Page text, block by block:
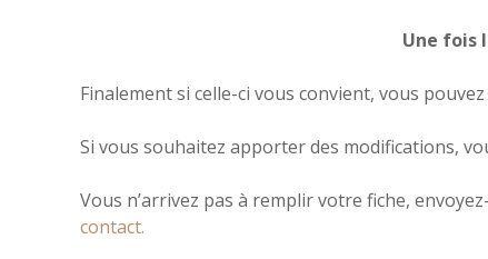
Une fois
Finalement si celle-ci vous convient, vous
Si vous souhaitez apporter des modifications,
Vous n’arrivez pas à remplir votre fiche,
contact.